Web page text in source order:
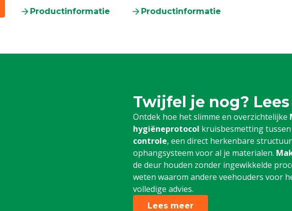
Productinformatie Productinformatie
Twijfel je nog?
Ontdek hoe het slimme en overzichtelijke
hygiëneprotocol kruisbesmetting
controle, een direct herkenbare
ophangsysteem voor al je materialen.
de deur houden zonder ingewikkelde
weten waarom andere veehouders voor
volledige advies.
Lees meer